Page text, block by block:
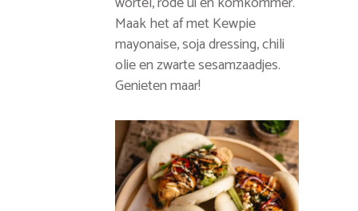
Maak het af met Kewpie
mayonaise, soja dressing, chili
olie en zwarte sesamzaadjes.
Genieten maar!